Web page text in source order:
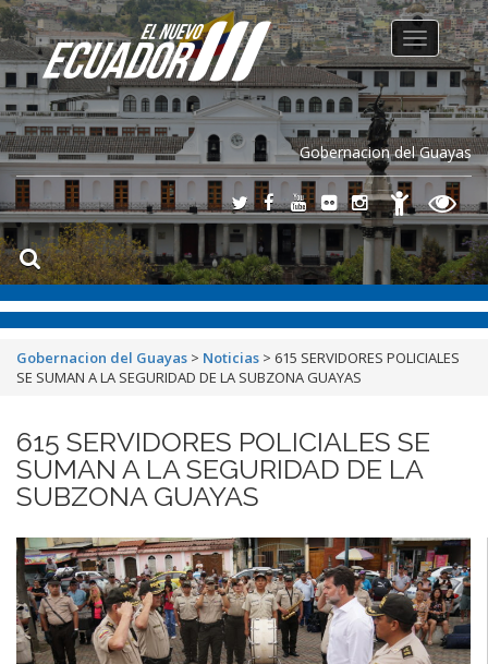
Gobernacion del Guayas
Toggle
navigation
Gobernacion del Guayas > Noticias > 615 SERVIDORES POLICIALES
SE SUMAN A LA SEGURIDAD DE LA SUBZONA GUAYAS
615 SERVIDORES POLICIALES SE
SUMAN A LA SEGURIDAD DE LA
SUBZONA GUAYAS